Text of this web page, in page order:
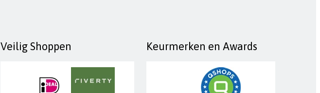
Veilig Shoppen Keurmerken en Awards